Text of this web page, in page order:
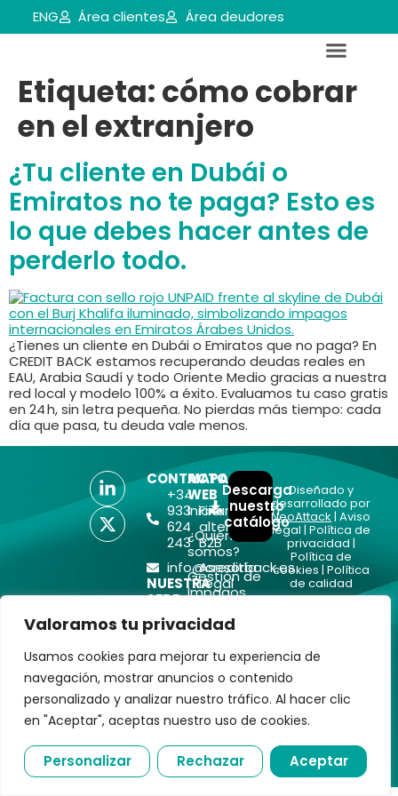
Valoramos tu privacidad
Usamos cookies para mejorar tu experiencia de
navegación, mostrar anuncios o contenido
personalizado y analizar nuestro tráfico. Al hacer clic
en "Aceptar", aceptas nuestro uso de cookies.
Personalizar Rechazar Aceptar
ENG Área clientes Área deudores
Etiqueta:cómo cobrar
en el extranjero
¿Tu cliente en Dubái o
Emiratos no te paga? Esto es
lo que debes hacer antes de
perderlo todo.
¿Tienes un cliente en Dubái o Emiratos que no paga? En
CREDIT BACK estamos recuperando deudas reales en
EAU, Arabia Saudí y todo Oriente Medio gracias a nuestra
red local y modelo 100% a éxito. Evaluamos tu caso gratis
en 24 h, sin letra pequeña. No pierdas más tiempo: cada
día que pasa, tu deuda vale menos.
CONTACTO
+34
933
624
243
info@creditback.es
NUESTRA
SEDE
Av.
Diagonal
532, 2ª,
08006,
Barcelona
MAPA
WEB
Inicio
¿Quiénes
somos?
Gestión de
Impagos
Internacionales
Prevención
de
Impagos
Análisis
Crediticio
Terceros
Financiación
alternativa
B2B
Asesoría
Legal
e insolvencias
Blog
Contacto
Descarga
nuestro
catálogo
Diseñado y
desarrollado por
NeoAttack |Aviso
legal | Política de
privacidad |
Política de
cookies | Política
de calidad